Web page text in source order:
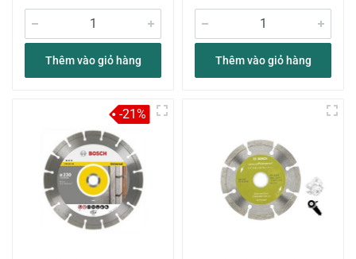
Thêm vào giỏ hàng Thêm vào giỏ hàng
-21%